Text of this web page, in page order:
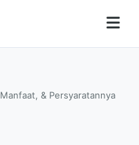
& Persyaratannya